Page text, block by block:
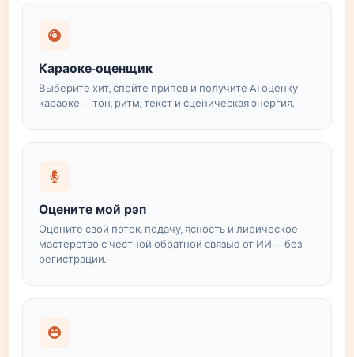
Караоке-оценщик
Выберите хит, спойте припев и получите AI оценку
караоке — тон, ритм, текст и сценическая энергия.
Оцените мой рэп
Оцените свой поток, подачу, ясность и лирическое
мастерство с честной обратной связью от ИИ — без
регистрации.